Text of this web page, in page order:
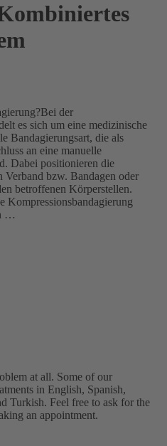
der
es sich um eine medizinische
Bandagierungsart, die als
an eine manuelle
Dabei positionieren die
Verband bzw. Bandagen oder
betroffenen Körperstellen.
Kompressionsbandagierung
…
at all. Some of our
in English, Spanish,
Turkish. Feel free to ask for the
an appointment.